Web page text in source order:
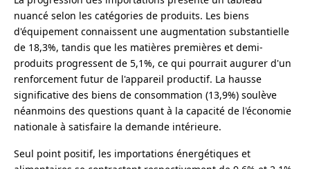
nuancé selon les catégories de produits. Les biens
d'équipement connaissent une augmentation substantielle
de 18,3%, tandis que les matières premières et demi-
produits progressent de 5,1%, ce qui pourrait augurer d'un
renforcement futur de l'appareil productif. La hausse
significative des biens de consommation (13,9%) soulève
néanmoins des questions quant à la capacité de l'économie
nationale à satisfaire la demande intérieure.
Seul point positif, les importations énergétiques et